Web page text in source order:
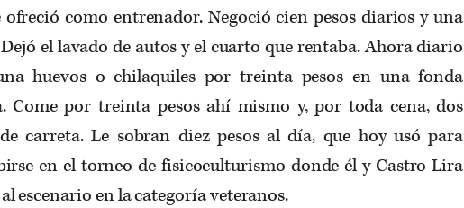
ofreció como entrenador. Negoció cien pesos diarios y una
el lavado de autos y el cuarto que rentaba. Ahora diario
huevos o chilaquiles por treinta pesos en una fonda
Come por treinta pesos ahí mismo y, por toda cena, dos
carreta. Le sobran diez pesos al día, que hoy usó para
en el torneo de fisicoculturismo donde él y Castro Lira
escenario en la categoría veteranos.